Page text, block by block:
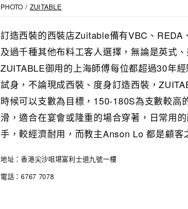
PHOTO / ZUITABLE
訂造西裝的西裝店Zuitable備有VBC、
及過千種其他布料工客人選擇，無論是英式
ZUITABLE御用的上海師傅每位都超過30年
試身，不論現成西裝、度身訂造西裝，
時候可以支數為目標，150-180S為支數較高
滑，適合在宴會或隆重的場合穿著，日常用
手，較經濟耐用，而教主Anson Lo 都是顧客
地址：香港尖沙咀堪富利士道九號一樓
電話：6767 7078